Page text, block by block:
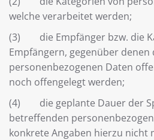
welche verarbeitet werden;
(3) die Empfänger bzw. die
Empfängern, gegenüber
personenbezogenen Daten
noch offengelegt werden;
(4) die geplante Dauer der
betreffenden
konkrete Angaben hierzu nicht